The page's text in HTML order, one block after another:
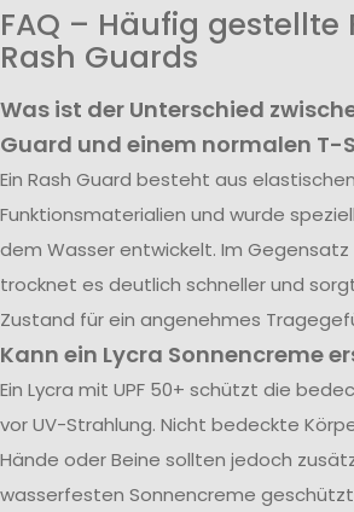
FAQ – Häufig gestellte
Rash Guards
Was ist der Unterschied
Guard und einem normalen T-
Ein Rash Guard besteht aus
Funktionsmaterialien und wurde
dem Wasser entwickelt. Im Gegensatz
trocknet es deutlich schneller und
Zustand für ein angenehmes
Kann ein Lycra Sonnencreme
Ein Lycra mit UPF 50+ schützt die
vor UV-Strahlung. Nicht bedeckte
Hände oder Beine sollten jedoch
wasserfesten Sonnencreme